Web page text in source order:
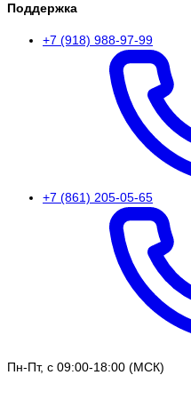
Поддержка
+7 (918) 988-97-99
+7 (861) 205-05-65
Пн-Пт, с 09:00-18:00 (МСК)